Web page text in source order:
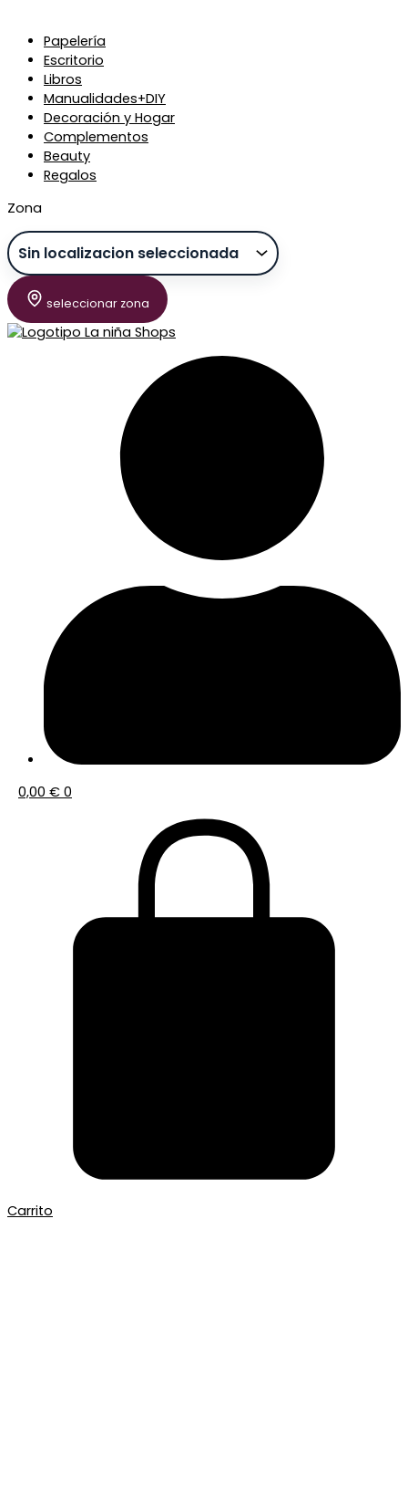
Papelería
Escritorio
Libros
Manualidades+DIY
Decoración y Hogar
Complementos
Beauty
Regalos
Zona
seleccionar zona
0,00 € 0
Carrito